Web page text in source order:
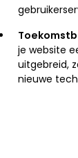
je website
uitgebreid,
nieuwe